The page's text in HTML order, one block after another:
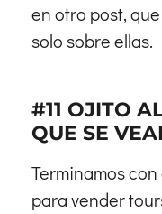
en otro post,
solo sobre ellas.
#11 OJITO
QUE SE
Terminamos
para vender